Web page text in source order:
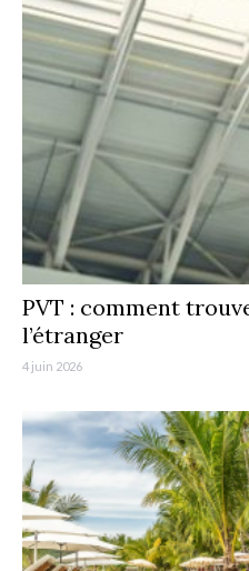
PVT : comment
l’étranger
4 juin 2026